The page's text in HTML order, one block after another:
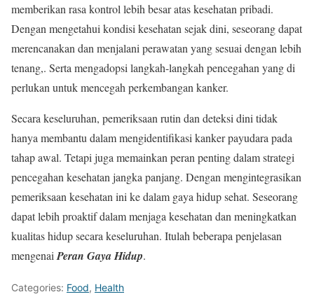
memberikan rasa kontrol lebih besar atas kesehatan pribadi.
Dengan mengetahui kondisi kesehatan sejak dini, seseorang dapat
merencanakan dan menjalani perawatan yang sesuai dengan lebih
tenang,. Serta mengadopsi langkah-langkah pencegahan yang di
perlukan untuk mencegah perkembangan kanker.
Secara keseluruhan, pemeriksaan rutin dan deteksi dini tidak
hanya membantu dalam mengidentifikasi kanker payudara pada
tahap awal. Tetapi juga memainkan peran penting dalam strategi
pencegahan kesehatan jangka panjang. Dengan mengintegrasikan
pemeriksaan kesehatan ini ke dalam gaya hidup sehat. Seseorang
dapat lebih proaktif dalam menjaga kesehatan dan meningkatkan
kualitas hidup secara keseluruhan. Itulah beberapa penjelasan
mengenai Peran Gaya Hidup.
Categories: Food, Health